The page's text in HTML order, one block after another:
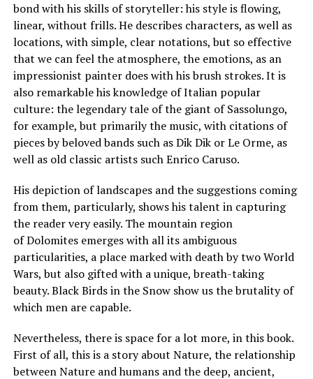
bond with his skills of storyteller: his style is flowing,
linear, without frills. He describes characters, as well as
locations, with simple, clear notations, but so effective
that we can feel the atmosphere, the emotions, as an
impressionist painter does with his brush strokes. It is
also remarkable his knowledge of Italian popular
culture: the legendary tale of the giant of Sassolungo,
for example, but primarily the music, with citations of
pieces by beloved bands such as Dik Dik or Le Orme, as
well as old classic artists such Enrico Caruso.
His depiction of landscapes and the suggestions coming
from them, particularly, shows his talent in capturing
the reader very easily. The mountain region
of Dolomites emerges with all its ambiguous
particularities, a place marked with death by two World
Wars, but also gifted with a unique, breath-taking
beauty. Black Birds in the Snow show us the brutality of
which men are capable.
Nevertheless, there is space for a lot more, in this book.
First of all, this is a story about Nature, the relationship
between Nature and humans and the deep, ancient,